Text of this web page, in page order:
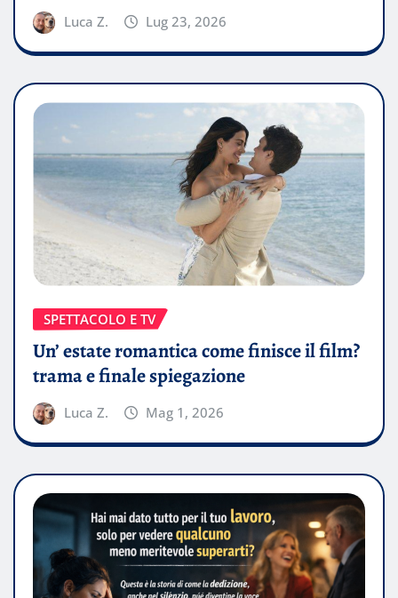
Luca Z. Lug 23, 2026
SPETTACOLO E TV
Un’ estate romantica come finisce il film?
trama e finale spiegazione
Luca Z. Mag 1, 2026